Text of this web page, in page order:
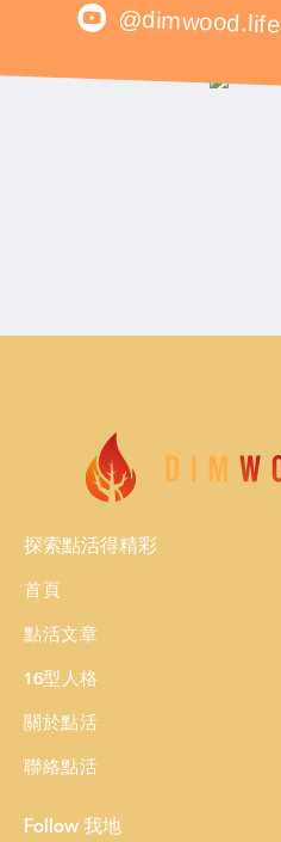
@dimwood.life
探索點活得精彩
首頁
點活文章
16型人格
關於點活
聯絡點活
Follow 我地